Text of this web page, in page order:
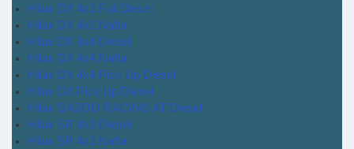
Hilux DX 4x2 Full Diesel
Hilux DX 4x2 Nafta
Hilux DX 4x4 Diesel
Hilux DX 4x4 Nafta
Hilux DX 4x4 Pick Up Diesel
Hilux DX Pick Up Diesel
Hilux GAZOO RACING AT Diesel
Hilux SR 4x2 Diesel
Hilux SR 4x2 Nafta